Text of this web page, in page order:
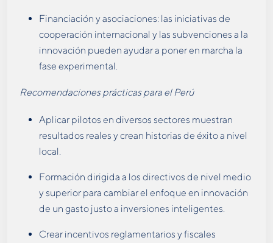
Financiación y asociaciones: las iniciativas de
cooperación internacional y las subvenciones a la
innovación pueden ayudar a poner en marcha la
fase experimental.
Recomendaciones prácticas para el Perú
Aplicar pilotos en diversos sectores muestran
resultados reales y crean historias de éxito a nivel
local.
Formación dirigida a los directivos de nivel medio
y superior para cambiar el enfoque en innovación
de un gasto justo a inversiones inteligentes.
Crear incentivos reglamentarios y fiscales